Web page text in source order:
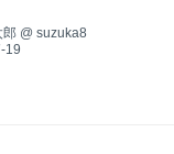
クビューイング会場
郎 @ suzuka8